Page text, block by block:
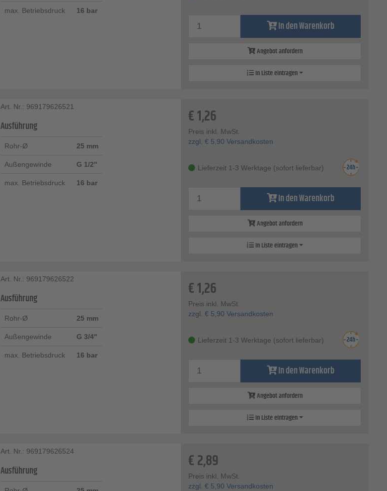
max. Betriebsdruck
16 bar
In den Warenkorb
Angebot anfordern
In Liste eintragen
Art. Nr.: 969179626521
Ausführung
Rohr-Ø 25 mm
Außengewinde G 1/2"
max. Betriebsdruck
16 bar
€1,26
Preis inkl. MwSt.
zzgl. € 5,90 Versandkosten
Lieferzeit 1-3 Werktage (sofort lieferbar)
In den Warenkorb
Angebot anfordern
In Liste eintragen
Art. Nr.: 969179626522
Ausführung
Rohr-Ø 25 mm
Außengewinde G 3/4"
max. Betriebsdruck
16 bar
€1,26
Preis inkl. MwSt.
zzgl. € 5,90 Versandkosten
Lieferzeit 1-3 Werktage (sofort lieferbar)
In den Warenkorb
Angebot anfordern
In Liste eintragen
Art. Nr.: 969179626524
Ausführung €2,89
Preis inkl. MwSt.
zzgl. € 5,90 Versandkosten